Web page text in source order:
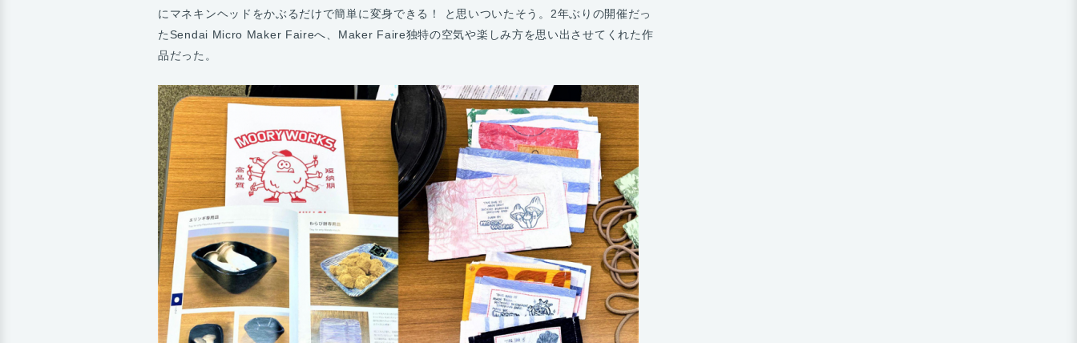
にマネキンヘッドをかぶるだけで簡単に変身できる！ と思いついたそう。2年ぶりの開催だっ
たSendai Micro Maker Faireへ、Maker Faire独特の空気や楽しみ方を思い出させてくれた作
品だった。